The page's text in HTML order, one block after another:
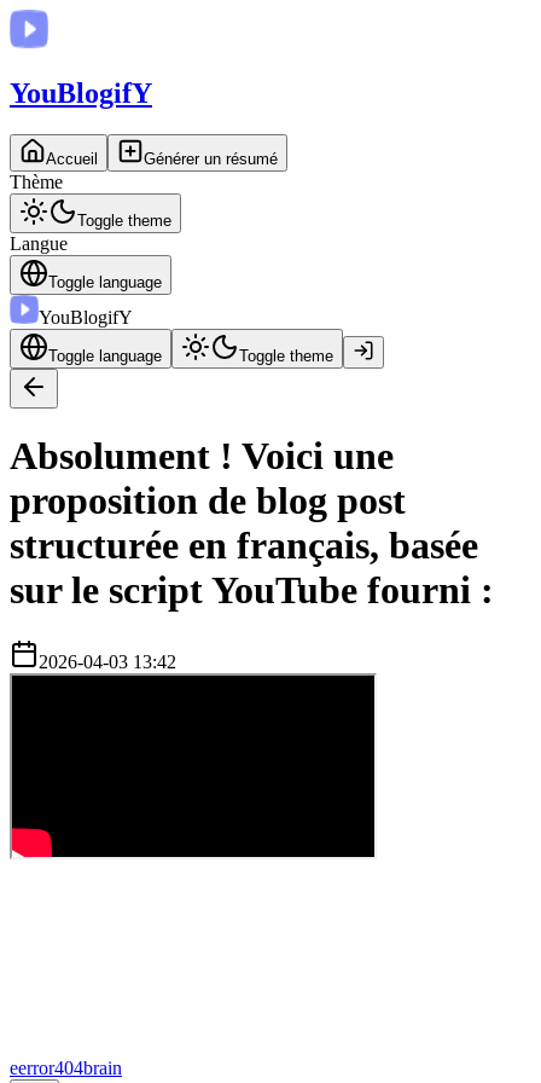
YouBlogifY
Accueil Générer un résumé
Thème
Toggle theme
Langue
Toggle language
YouBlogifY
Toggle language Toggle theme
Absolument ! Voici une
proposition de blog post
structurée en français, basée
sur le script YouTube fourni :
2026-04-03 13:42
eerror404brain